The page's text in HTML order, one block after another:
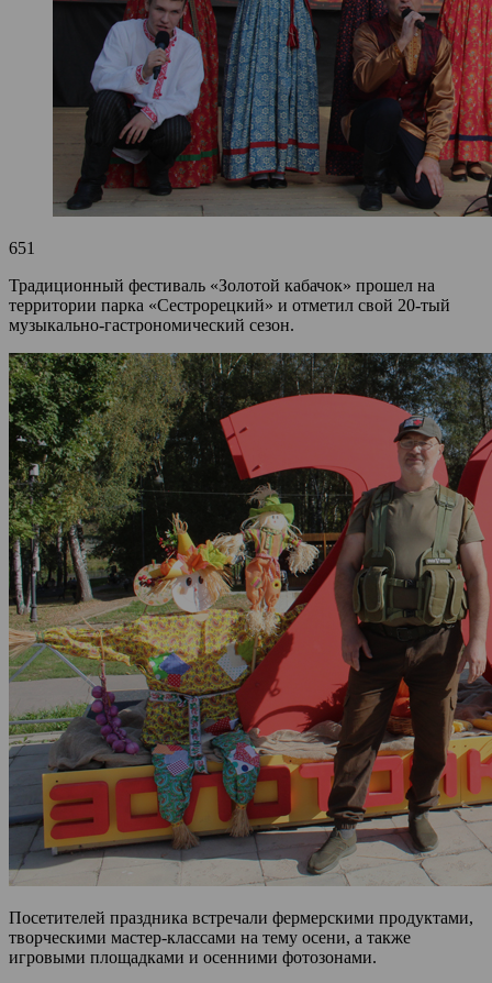
651
Традиционный фестиваль «Золотой кабачок» прошел на
территории парка «Сестрорецкий» и отметил свой 20-тый
музыкально-гастрономический сезон.
Посетителей праздника встречали фермерскими продуктами,
творческими мастер-классами на тему осени, а также
игровыми площадками и осенними фотозонами.